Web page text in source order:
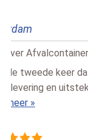
Beverwijk
zegt over
Super blij
Lees meer »